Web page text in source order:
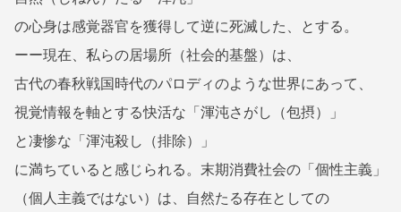
の心身は感覚器官を獲得して逆に死滅した、とする。
ーー現在、私らの居場所（社会的基盤）は、
古代の春秋戦国時代のパロディのような世界にあって、
視覚情報を軸とする快活な「渾沌さがし（包摂）」
と凄惨な「渾沌殺し（排除）」
に満ちていると感じられる。末期消費社会の「個性主義」
（個人主義ではない）は、自然たる存在としての